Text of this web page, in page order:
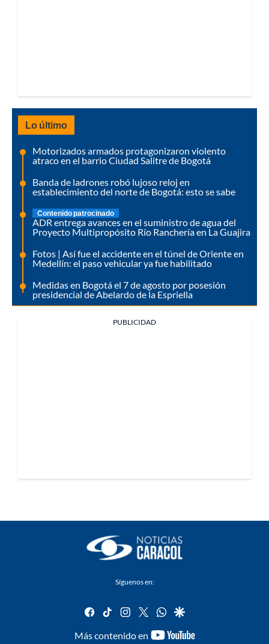
Lo último
Motorizados armados protagonizaron violento
atraco en el barrio Ciudad Salitre de Bogotá
Banda de ladrones robó lujoso reloj en
establecimiento del norte de Bogotá: esto se sabe
Contenido patrocinado
ADR entrega avances en el suministro de agua del
Proyecto Multipropósito Río Ranchería en La Guajira
Fotos | Así fue el accidente en el túnel de Oriente en
Medellín: el paso vehicular ya fue habilitado
Medidas en Bogotá el 7 de agosto por posesión
presidencial de Abelardo de la Espriella
PUBLICIDAD
Síguenos en:
facebook
tiktok instagram
twitterwhatsapp
google
Más contenido en
youtube-